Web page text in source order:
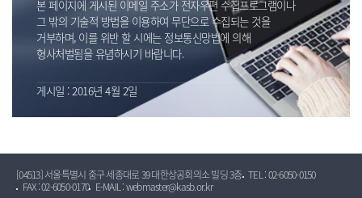
본 페이지에 게시된 이메일 주소가 전자우편 수집프로그램이나
그 밖의 기술적 방법을 이용하여 무단으로 수집되는 것을
거부하며, 이를 위반 할 시에는 정보통신망법에 의해
형사처벌됨을 유념하시기 바랍니다.
게시일 : 2016년 4월 2일
[04513] 서울특별시 중구 세종대로 39 대한상공회의소 빌딩 3층 TEL : 02-6050-0150
FAX : 02-6050-0170
E-MAIL : webmaster@kasb.or.kr